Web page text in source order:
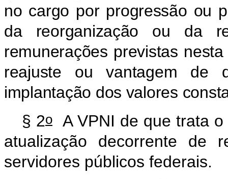
no cargo por progressão ou
da reorganização ou da
remunerações previstas
reajuste ou vantagem de
implantação dos valores
§ 2o A VPNI de que trata o
atualização decorrente de
servidores públicos federais.